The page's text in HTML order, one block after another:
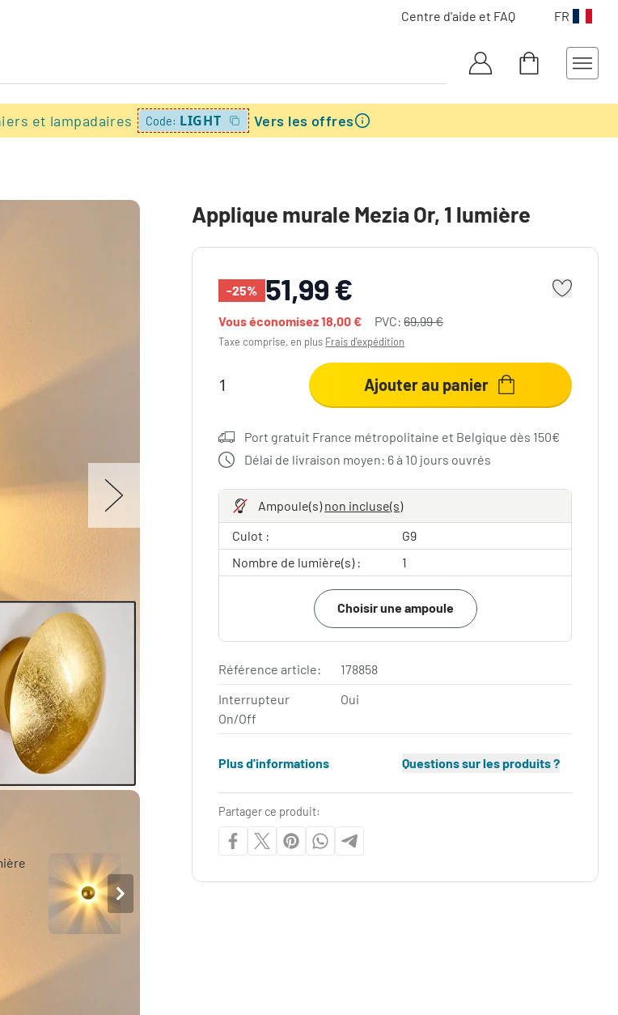
Centre d'aide et FAQ FR
et lampadaires Code: LIGHT Vers les offres
Applique murale Mezia Or, 1 lumière
-25% 51,99 €
Vous économisez18,00 € PVC:69,99 €
Taxe comprise, en plus Frais d'expédition
Ajouter au panier
Port gratuit France métropolitaine et Belgique dès 150€
Délai de livraison moyen: 6 à 10 jours ouvrés
Ampoule(s)non incluse(s)
Culot :
G9
Nombre de lumière(s) :
1
Choisir une ampoule
Référence article:
178858
Interrupteur
On/Off
Oui
Plus d'informations Questions sur les produits ?
Partager ce produit: